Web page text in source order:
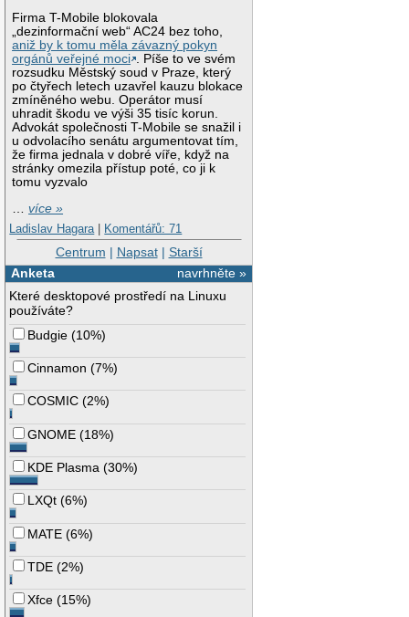
Firma T-Mobile blokovala
„dezinformační web“ AC24 bez toho,
aniž by k tomu měla závazný pokyn
orgánů veřejné moci . Píše to ve svém
rozsudku Městský soud v Praze, který
po čtyřech letech uzavřel kauzu blokace
zmíněného webu. Operátor musí
uhradit škodu ve výši 35 tisíc korun.
Advokát společnosti T-Mobile se snažil i
u odvolacího senátu argumentovat tím,
že firma jednala v dobré víře, když na
stránky omezila přístup poté, co ji k
tomu vyzvalo
…více »
Ladislav Hagara | Komentářů: 71
Centrum | Napsat| Starší
navrhněte »
Anketa
Které desktopové prostředí na Linuxu
používáte?
Budgie (10%)
Cinnamon (7%)
COSMIC (2%)
GNOME (18%)
KDE Plasma (30%)
LXQt (6%)
MATE (6%)
TDE (2%)
Xfce (15%)